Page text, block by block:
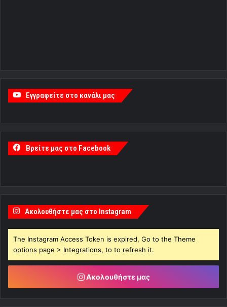
Εγγραφείτε στο κανάλι μας
Βρείτε μας στο Facebook
Ακολουθήστε μας στο Instagram
The Instagram Access Token is expired, Go to the Theme
options page > Integrations, to to refresh it.
Ακολουθήστε μας